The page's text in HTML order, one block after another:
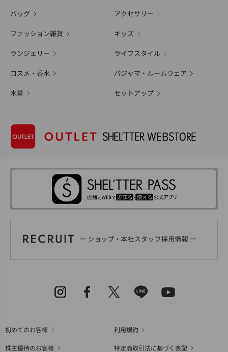
バッグ アクセサリー
ファッション雑貨 キッズ
ランジェリー ライフスタイル
コスメ・香水 パジャマ・ルームウェア
水着 セットアップ
初めてのお客様
利用規約
株主優待のお客様
特定商取引法に基づく表記